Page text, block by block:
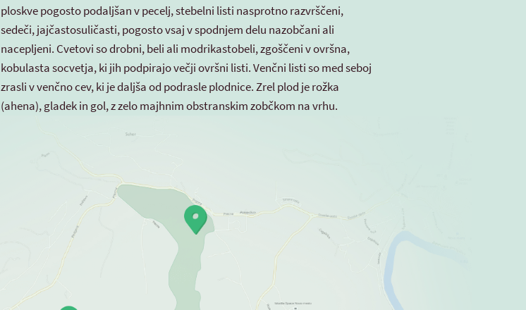
ploskve pogosto podaljšan v pecelj, stebelni listi nasprotno razvrščeni,
sedeči, jajčastosuličasti, pogosto vsaj v spodnjem delu nazobčani ali
nacepljeni. Cvetovi so drobni, beli ali modrikastobeli, zgoščeni v ovršna,
kobulasta socvetja, ki jih podpirajo večji ovršni listi. Venčni listi so med seboj
zrasli v venčno cev, ki je daljša od podrasle plodnice. Zrel plod je rožka
(ahena), gladek in gol, z zelo majhnim obstranskim zobčkom na vrhu.